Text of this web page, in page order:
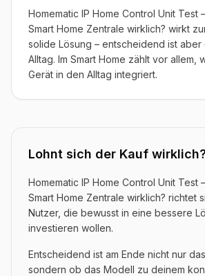
Homematic IP Home Control Unit Test
Smart Home Zentrale wirklich? wirkt
solide Lösung – entscheidend ist aber
Alltag. Im Smart Home zählt vor allem,
Gerät in den Alltag integriert.
Lohnt sich der Kauf
Homematic IP Home Control Unit Test
Smart Home Zentrale wirklich? richtet
Nutzer, die bewusst in eine bessere
investieren wollen.
Entscheidend ist am Ende nicht nur
sondern ob das Modell zu deinem